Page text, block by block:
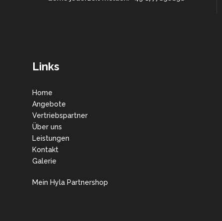
Links
Home
Angebote
Vertriebspartner
Über uns
Leistungen
Kontakt
Galerie
Mein Hyla Partnershop